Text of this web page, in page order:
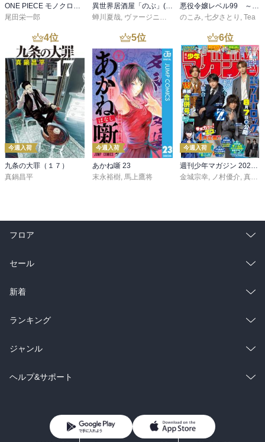
ONE PIECE モノクロ版 115
尾田栄一郎
異世界居酒屋「のぶ」(22)
蝉川夏哉, ヴァージニア二等兵 ,転
悪役令嬢レベル99 ～私は裏ボスですが魔王ではありません～ その６
のこみ, 七夕さとり , Tea
4位
今週入荷
九条の大罪（１７）
真鍋昌平
5位
今週入荷
あかね噺 23
末永裕樹 馬上鷹将
6位
今週入荷
金城宗幸
ノ村優介 真島ヒロ
フロア
総合
ラノベ
雑誌・グラビア
BL・TL
セール
総合
ラノベ
雑誌・グラビア
BL・TL
新着
総合
ラノベ
雑誌・グラビア
ランキング
総合
ラノベ
ジャンル
コミック
ライトノベル 男子向けラノベ
ヘルプ&サポート
よくあるご質問 お問い合わせ